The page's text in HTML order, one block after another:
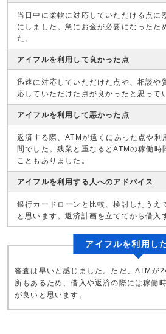
当日中に柔軟に対応していただける点に
にしました。急にお金が必要になったた
た。
アイフルを利用して良かった点
迅速に対応していただけた点や、相談や
応していただけた点が良かったと思って
アイフルを利用して悪かった点
返済する際、ATMが遠くにあった点や利
間でした。残業と重なるとATMの稼働時
こともありました。
アイフルを利用する人へのアドバイス
銀行カードローンと比較、検討したうえ
と思います。返済計画を立ててから借入
アイフルを利用し
審査は早いと感じました。ただ、ATMが
所もあるため、借入や返済の際には稼働
が良いと思います。